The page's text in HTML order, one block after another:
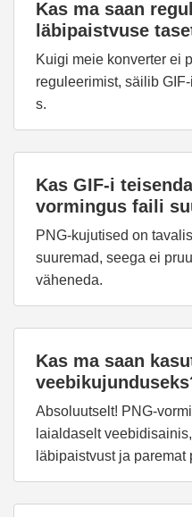
Kas ma saan
läbipaistvuse
Kuigi meie konverter ei
reguleerimist, säilib
s.
Kas GIF-i
vormingus faili
PNG-kujutised on
suuremad, seega ei
väheneda.
Kas ma saan
Absoluutselt! PNG-
laialdaselt
läbipaistvust ja paremat